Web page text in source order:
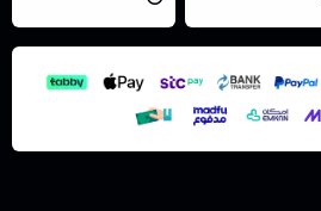
و افلت الملف هنا
استعراض